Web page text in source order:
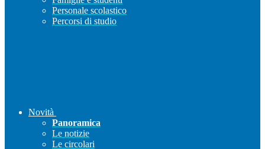
Personale scolastico
Percorsi di studio
Novità
Panoramica
Le notizie
Le circolari